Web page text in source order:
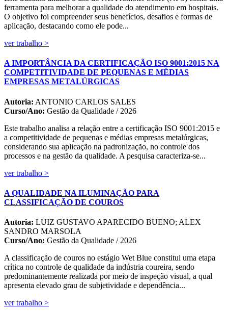
ferramenta para melhorar a qualidade do atendimento em hospitais.
O objetivo foi compreender seus benefícios, desafios e formas de
aplicação, destacando como ele pode...
ver trabalho >
A IMPORTÂNCIA DA CERTIFICAÇÃO ISO 9001:2015 NA
COMPETITIVIDADE DE PEQUENAS E MÉDIAS
EMPRESAS METALÚRGICAS
Autoria: ANTONIO CARLOS SALES
Curso/Ano: Gestão da Qualidade / 2026
Este trabalho analisa a relação entre a certificação ISO 9001:2015 e
a competitividade de pequenas e médias empresas metalúrgicas,
considerando sua aplicação na padronização, no controle dos
processos e na gestão da qualidade. A pesquisa caracteriza-se...
ver trabalho >
A QUALIDADE NA ILUMINAÇÃO PARA
CLASSIFICAÇÃO DE COUROS
Autoria: LUIZ GUSTAVO APARECIDO BUENO; ALEX
SANDRO MARSOLA
Curso/Ano: Gestão da Qualidade / 2026
A classificação de couros no estágio Wet Blue constitui uma etapa
crítica no controle de qualidade da indústria coureira, sendo
predominantemente realizada por meio de inspeção visual, a qual
apresenta elevado grau de subjetividade e dependência...
ver trabalho >